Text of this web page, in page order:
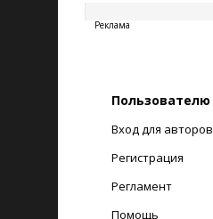
Реклама
Пользователю
Вход для авторов
Регистрация
Регламент
Помощь